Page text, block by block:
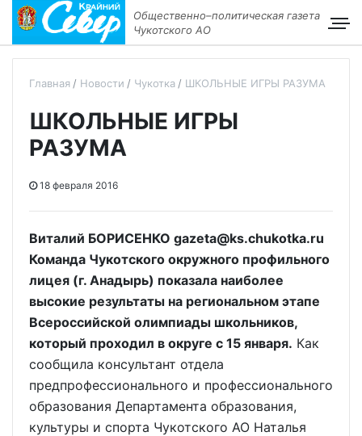
Общественно–политическая газета
Чукотского АО
Главная Новости Чукотка ШКОЛЬНЫЕ ИГРЫ РАЗУМА
ШКОЛЬНЫЕ ИГРЫ
РАЗУМА
18 февраля 2016
Виталий БОРИСЕНКО gazeta@ks.chukotka.ru
Команда Чукотского окружного профильного
лицея (г. Анадырь) показала наиболее
высокие результаты на региональном этапе
Всероссийской олимпиады школьников,
который проходил в округе с 15 января. Как
сообщила консультант отдела
предпрофессионального и профессионального
образования Департамента образования,
культуры и спорта Чукотского АО Наталья